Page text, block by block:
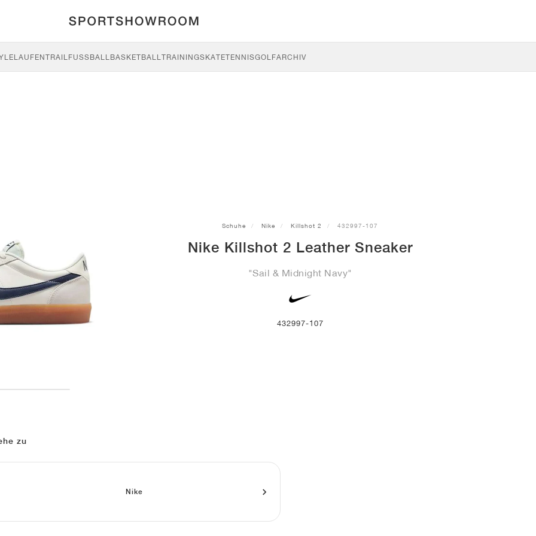
LAUFENTRAILFUSSBALL BASKETBALLTRAININGSKATETENNISGOLFARCHIV
Schuhe Nike Killshot 2 432997-107
Nike Killshot 2 Leather Sneaker
"Sail & Midnight Navy"
432997-107
zu
Nike